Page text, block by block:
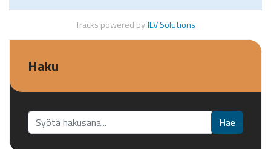
Tracks powered byJLV Solutions
Haku
Etsi... Hae